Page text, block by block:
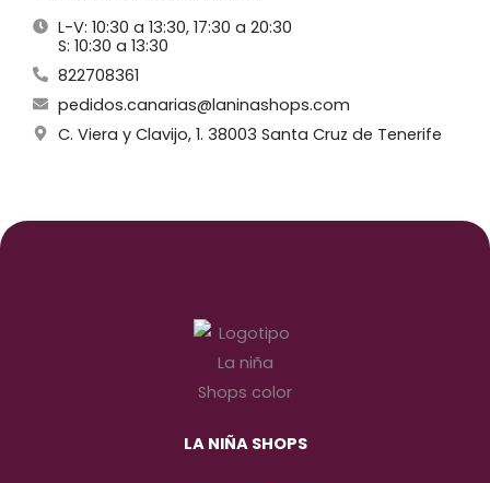
L-V: 10:30 a 13:30, 17:30 a 20:30
S: 10:30 a 13:30
822708361
pedidos.canarias@laninashops.com
C. Viera y Clavijo, 1. 38003 Santa Cruz de Tenerife
LA NIÑA SHOPS